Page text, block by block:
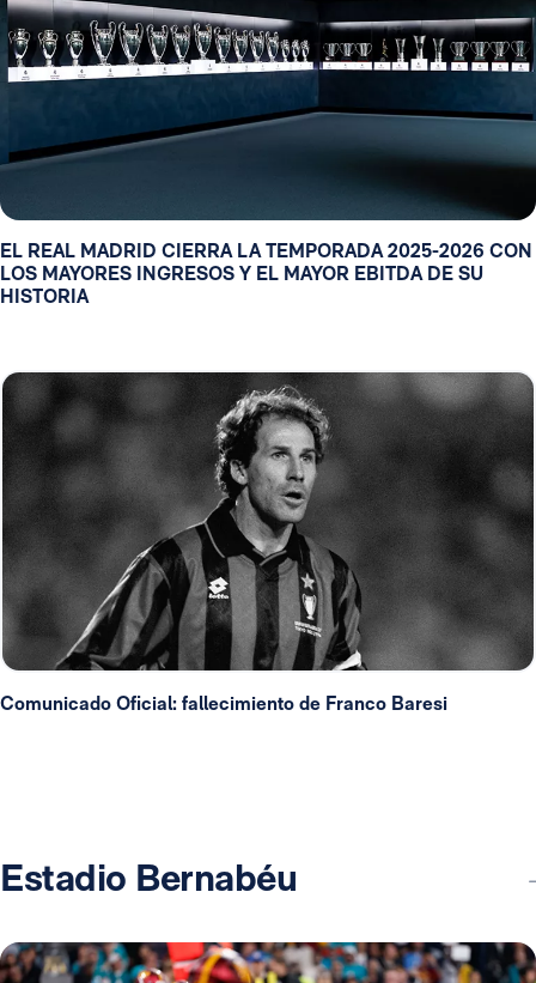
EL REAL MADRID CIERRA LA TEMPORADA 2025-2026 CON
LOS MAYORES INGRESOS Y EL MAYOR EBITDA DE SU
HISTORIA
Comunicado Oficial: fallecimiento de Franco Baresi
Estadio Bernabéu